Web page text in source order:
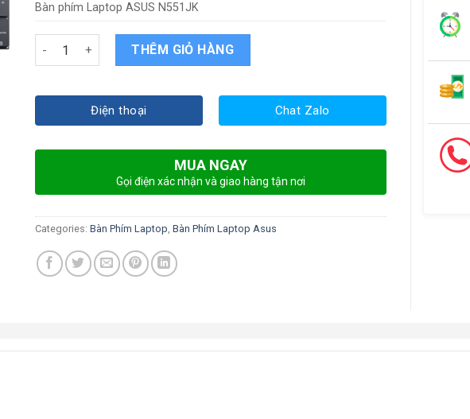
Bàn phím Laptop ASUS N551JK
Bàn phím Laptop ASUS N551JK quantity
THÊM GIỎ HÀNG
Điện thoại Chat Zalo
MUA NGAY
Gọi điện xác nhận và giao hàng tận nơi
Categories: Bàn Phím Laptop Bàn Phím Laptop Asus